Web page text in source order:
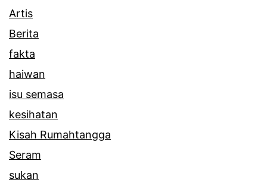
Artis
Berita
fakta
haiwan
isu semasa
kesihatan
Kisah Rumahtangga
Seram
sukan